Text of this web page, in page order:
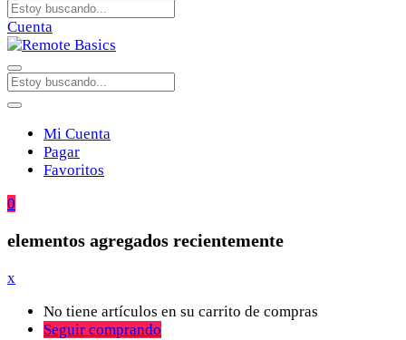
Cuenta
Mi Cuenta
Pagar
Favoritos
0
elementos agregados recientemente
x
No tiene artículos en su carrito de compras
Seguir comprando